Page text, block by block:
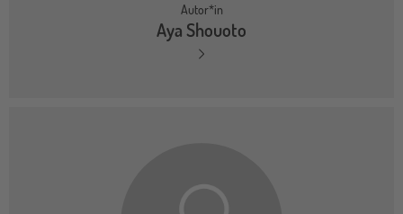
Autor*in
Aya Shouoto